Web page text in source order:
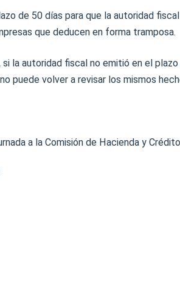
de 50 días para que la autoridad
que deducen en forma tramposa.
si la autoridad fiscal no emitió en el
puede volver a revisar los mismos
a la Comisión de Hacienda y